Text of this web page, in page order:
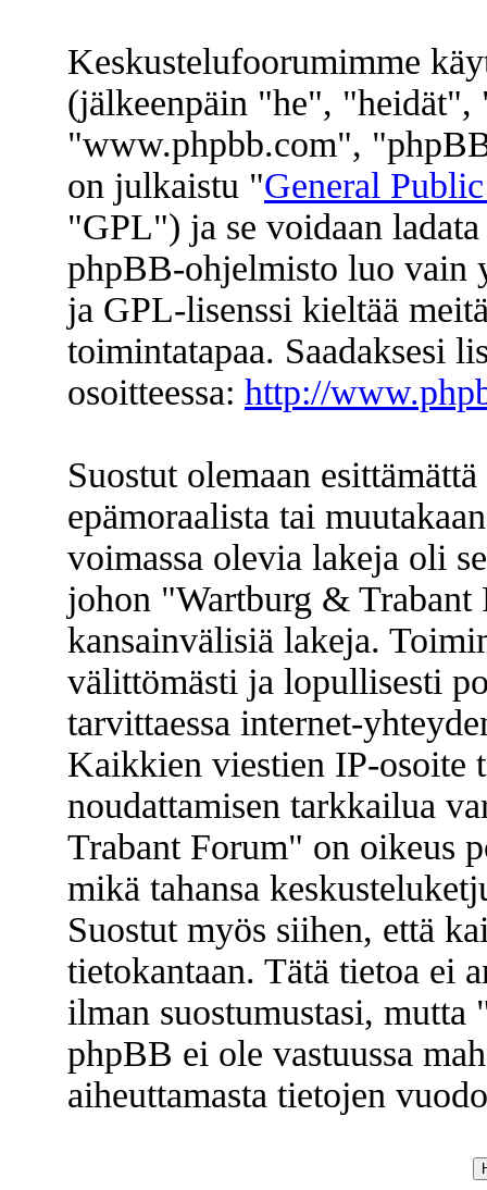
Keskustelufoorumimme
(jälkeenpäin "he",
"www.phpbb.com",
on julkaistu "General
"GPL") ja se voidaan
phpBB-ohjelmisto luo vain
ja GPL-lisenssi kieltää
toimintatapaa. Saadaksesi
osoitteessa: http://
Suostut olemaan
epämoraalista tai
voimassa olevia lakeja oli
johon "Wartburg &
kansainvälisiä lakeja.
välittömästi ja lopullisesti
tarvittaessa internet-
Kaikkien viestien IP-osoite
noudattamisen tarkkailua
Trabant Forum" on oikeus
mikä tahansa
Suostut myös siihen, että
tietokantaan. Tätä tietoa ei
ilman suostumustasi,
phpBB ei ole vastuussa
aiheuttamasta tietojen